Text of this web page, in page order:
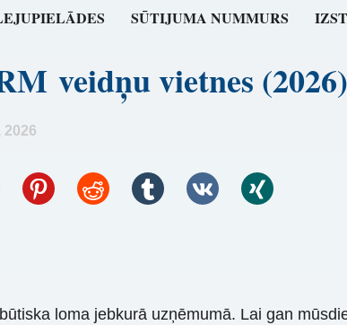
SŪTIJUMA NUMMURS
veidņu vietnes
2026
loma jebkurā uzņēmumā. Lai gan